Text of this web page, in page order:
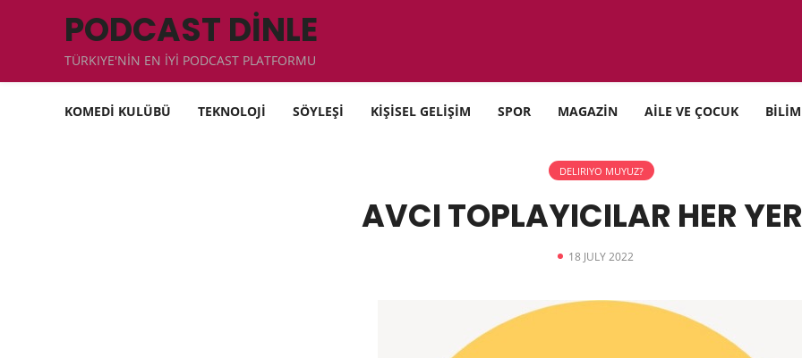
PODCAST DİNLE
TÜRKIYE'NİN EN İYİ PODCAST PLATFORMU
KOMEDİ KULÜBÜ TEKNOLOJİ SÖYLEŞİ KİŞİSEL GELİŞİM SPOR MAGAZİN AİLE VE ÇOCUK BİLİM
DELIRIYO MUYUZ?
AVCI TOPLAYICILAR HER
18 JULY 2022